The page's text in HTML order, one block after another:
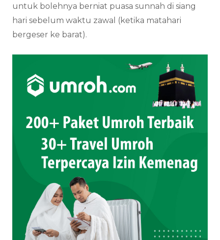
untuk bolehnya berniat puasa sunnah di siang
hari sebelum waktu zawal (ketika matahari
bergeser ke barat).